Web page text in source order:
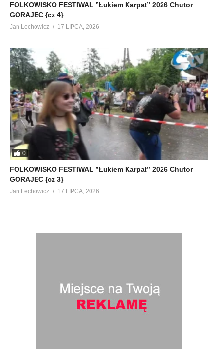
FOLKOWISKO FESTIWAL ”Łukiem Karpat” 2026 Chutor
GORAJEC {cz 4}
Jan Lechowicz 17 LIPCA, 2026
0
FOLKOWISKO FESTIWAL ”Łukiem Karpat” 2026 Chutor
GORAJEC {cz 3}
Jan Lechowicz 17 LIPCA, 2026